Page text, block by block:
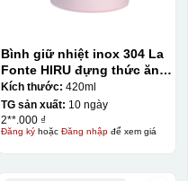
Bình giữ nhiệt inox 304 La
Fonte HIRU đựng thức ăn
420 ml – 012348
Kích thước: 420ml
TG sản xuất: 10 ngày
2**.000 ₫
Đăng kýhoặc Đăng nhậpđể xem giá